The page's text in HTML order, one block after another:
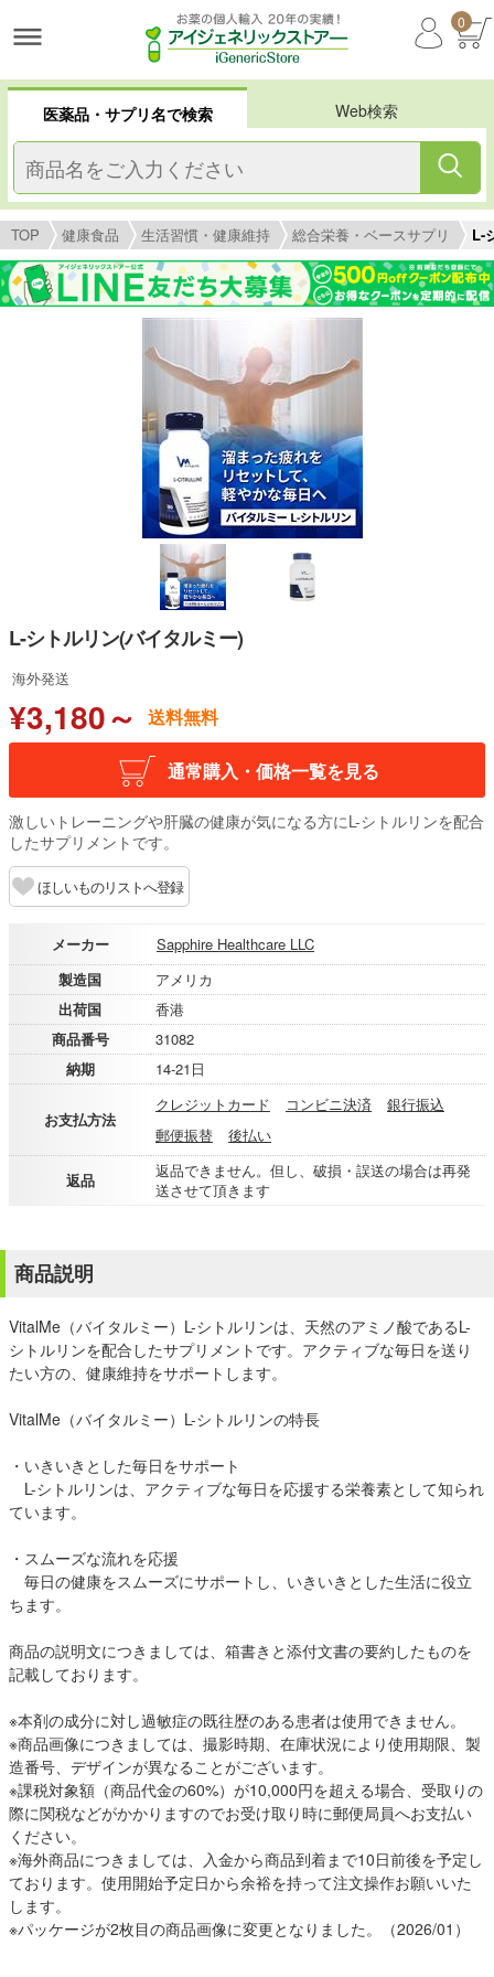
0
医薬品・サプリ名で検索 Web検索
TOP 健康食品 生活習慣・健康維持 総合栄養・ベースサプリ L-
L-シトルリン(バイタルミー)
海外発送
¥3,180～ 送料無料
通常購入・価格一覧を見る
激しいトレーニングや肝臓の健康が気になる方にL-シトルリンを配合
したサプリメントです。
ほしいものリストへ登録
メーカー
Sapphire Healthcare LLC
製造国
アメリカ
出荷国
香港
商品番号
31082
納期
14-21日
お支払方法
クレジットカード コンビニ決済
銀行振込
郵便振替
後払い
返品
返品できません。但し、破損・誤送の場合は再発
送させて頂きます
商品説明
VitalMe（バイタルミー）L-シトルリンは、天然のアミノ酸であるL-
シトルリンを配合したサプリメントです。アクティブな毎日を送り
たい方の、健康維持をサポートします。
VitalMe（バイタルミー）L-シトルリンの特長
・いきいきとした毎日をサポート
L-シトルリンは、アクティブな毎日を応援する栄養素として知られ
ています。
・スムーズな流れを応援
毎日の健康をスムーズにサポートし、いきいきとした生活に役立
ちます。
商品の説明文につきましては、箱書きと添付文書の要約したものを
記載しております。
※本剤の成分に対し過敏症の既往歴のある患者は使用できません。
※商品画像につきましては、撮影時期、在庫状況により使用期限、製
造番号、デザインが異なることがございます。
※課税対象額（商品代金の60%）が10,000円を超える場合、受取りの
際に関税などがかかりますのでお受け取り時に郵便局員へお支払い
ください。
※海外商品につきましては、入金から商品到着まで10日前後を予定し
ております。使用開始予定日から余裕を持って注文操作お願いいた
します。
※パッケージが2枚目の商品画像に変更となりました。（2026/01）